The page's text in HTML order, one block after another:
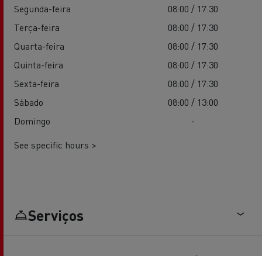
Segunda-feira
08:00 / 17:30
Terça-feira
08:00 / 17:30
Quarta-feira
08:00 / 17:30
Quinta-feira
08:00 / 17:30
Sexta-feira
08:00 / 17:30
Sábado
08:00 / 13:00
Domingo
-
See specific hours >
Serviços